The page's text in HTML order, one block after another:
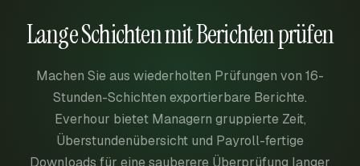
Lange Schichten mit Berichten prüfen
Machen Sie aus wiederholten Prüfungen von 16-
Stunden-Schichten exportierbare Berichte.
Everhour bietet Managern gruppierte Zeit,
Überstundenübersicht und Payroll-fertige
Downloads für eine sauberere Überprüfung langer